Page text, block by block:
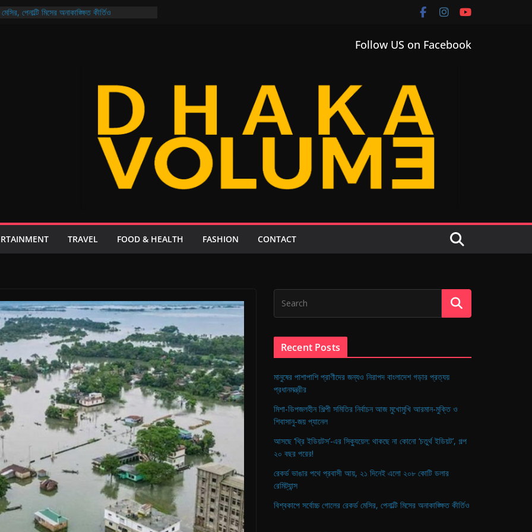
পেনাল্টি মিসের অনাকাঙ্ক্ষিত কীর্তিও
Follow US on Facebook
TRAVEL FOOD & HEALTH FASHION CONTACT
Recent Posts
মানুষের পাশাপাশি প্রাণীদের জন্যও নিরাপদ বাংলাদেশ গড়ার প্রত্যয়
প্রধানমন্ত্রীর
মিশা-ডিপজলহীন শিল্পী সমিতির নির্বাচন আজ মুখোমুখি আরমান-মুক্তি ও
শিবাসানু-জয় প্যানেল
আসছে ‘থ্রি ইডিয়টস’-এর সিক্যুয়েল: থাকছে না কোনো ‘চতুর্থ ইডিয়ট’, গল্প
২০ বছর পরের!
রেকর্ড ভাঙার পথে প্রবাসী আয়, ২১ দিনেই এলো ২০৮ কোটি ডলার
রেমিট্যান্স
বিশ্বকাপে সর্বোচ্চ গোলের রেকর্ড মেসির, পেনাল্টি মিসের অনাকাঙ্ক্ষিত কীর্তিও